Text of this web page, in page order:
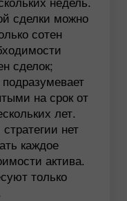
сделки можно
сотен
сделок;
на срок от
лет.
нет
каждое
актива.
только